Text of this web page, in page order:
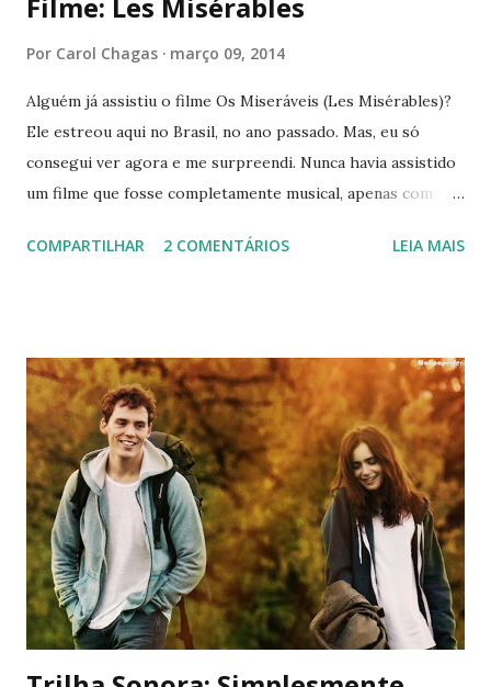
Por Carol Chagas março 09, 2014
Alguém já assistiu o filme Os Miseráveis (Les Misérables)?
Ele estreou aqui no Brasil, no ano passado. Mas, eu só
consegui ver agora e me surpreendi. Nunca havia assistido
um filme que fosse completamente musical, apenas com
Rock, Grease, Footloose). Com um elenco invejável: Hugh
encantadoras. O cenário e a fotografia são deslumbrantes,
tanto que eu assisti pelo computador e ainda assim,
mergulhei na história. Sinopse: Adaptação de musical da
Broadway, que por sua vez foi inspirado em clássica obra do
escritor Victor Hugo. A história se passa em plena
Revolução Francesa do século XIX. Jean Valjean (Hugh
Jackman) rouba um pão para alimentar a irmã mais nova e
acaba sendo preso por isso. Solto tempos depois, ele
tentará recomeçar sua vida e se redimir. Ao mesmo tempo...
COMPARTILHAR 2 COMENTÁRIOS LEIA MAIS